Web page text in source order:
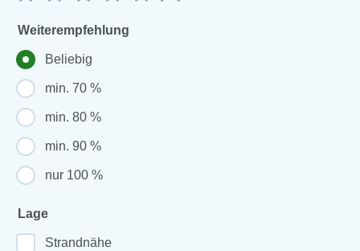
Weiterempfehlung
Beliebig
min. 70 %
min. 80 %
min. 90 %
nur 100 %
Lage
Strandnähe